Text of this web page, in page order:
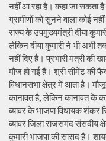
नहीं आ रहा है। कहा जा सकता है
ग्रामीणों को सुनने वाला कोई
राज्य के उपमुख्यमंत्री दीया
लेकिन दीया कुमारी ने भी अभी
नहीं दिए है। प्रभारी मंत्री की
मौज हो गई है। श्री सीमेंट की
विधानसभा क्षेत्र में आता है।
कानावत है, लेकिन कानावत के
ब्यावर के भाजपा विधायक शंकर
ब्यावर जिला राजसमंद संसदीय
कुमारी भाजपा की सांसद है।